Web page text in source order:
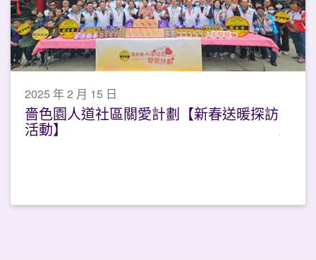
2025 年 2 月 15 日
嗇色園人道社區關愛計劃【新春送暖探訪
活動】